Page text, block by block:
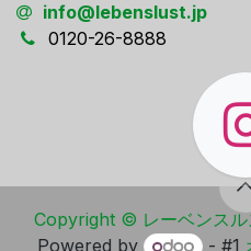
info@lebenslust.jp
0120-26-8888
Copyright ​© レーベンスル
Powered by - #1